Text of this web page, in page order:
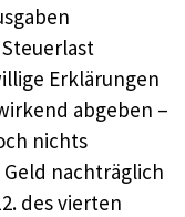
Erklärungen
abgeben –
nichts
nachträglich
des vierten